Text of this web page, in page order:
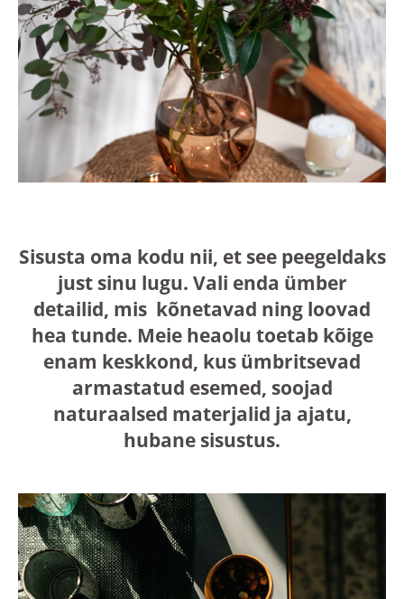
Sisusta oma kodu nii, et see peegeldaks
just sinu lugu. Vali enda ümber
detailid, mis kõnetavad ning loovad
hea tunde. Meie heaolu toetab kõige
enam keskkond, kus ümbritsevad
armastatud esemed, soojad
naturaalsed materjalid ja ajatu,
hubane sisustus.